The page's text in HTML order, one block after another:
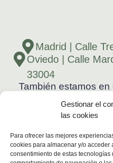
Gestionar el
las cookies
Para ofrecer las mejores
cookies para almacenar y/o acceder
consentimiento de estas tecnologías
Madrid | Calle
Oviedo | Calle
33004
También estamos
Aviso Legal